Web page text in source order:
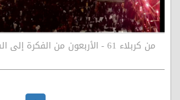
من كربلاء 61 - الأربعون من الفكرة إلى الشعور